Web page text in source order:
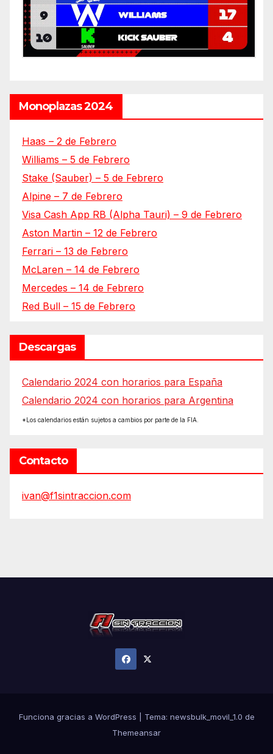
Monoplazas 2024
Haas – 2 de Febrero
Williams – 5 de Febrero
Stake (Sauber) – 5 de Febrero
Alpine – 7 de Febrero
Visa Cash App RB (Alpha Tauri) – 9 de Febrero
Aston Martin – 12 de Febrero
Ferrari – 13 de Febrero
McLaren – 14 de Febrero
Mercedes – 14 de Febrero
Red Bull – 15 de Febrero
Descargas
Calendario 2024 con horarios para España
Calendario 2024 con horarios para Argentina
*Los calendarios están sujetos a cambios por parte de la FIA.
Contacto
ivan@f1sintraccion.com
Funciona gracias a WordPress Tema: newsbulk_movil_1.0 de
Themeansar